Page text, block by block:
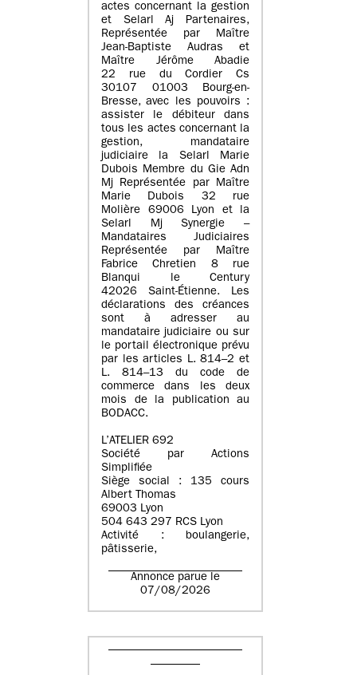
actes concernant la gestion
et Selarl Aj Partenaires,
Représentée par Maître
Jean-Baptiste Audras et
Maître Jérôme Abadie
22 rue du Cordier Cs
30107 01003 Bourg-en-
Bresse, avec les pouvoirs :
assister le débiteur dans
tous les actes concernant la
gestion, mandataire
judiciaire la Selarl Marie
Dubois Membre du Gie Adn
Mj Représentée par Maître
Marie Dubois 32 rue
Molière 69006 Lyon et la
Selarl Mj Synergie –
Mandataires Judiciaires
Représentée par Maître
Fabrice Chretien 8 rue
Blanqui le Century
42026 Saint-Étienne. Les
déclarations des créances
sont à adresser au
mandataire judiciaire ou sur
le portail électronique prévu
par les articles L. 814–2 et
L. 814–13 du code de
commerce dans les deux
mois de la publication au
BODACC.
L’ATELIER 692
Société par Actions
Simplifiée
Siège social : 135 cours
Albert Thomas
69003 Lyon
504 643 297 RCS Lyon
Activité : boulangerie,
pâtisserie,
Annonce parue le
07/08/2026